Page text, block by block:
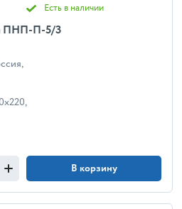
Есть в наличии
ПНП-П-5/3
В корзину